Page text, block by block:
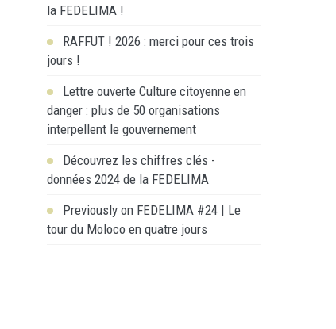
la FEDELIMA !
RAFFUT ! 2026 : merci pour ces trois
jours !
Lettre ouverte Culture citoyenne en
danger : plus de 50 organisations
interpellent le gouvernement
Découvrez les chiffres clés -
données 2024 de la FEDELIMA
Previously on FEDELIMA #24 | Le
tour du Moloco en quatre jours